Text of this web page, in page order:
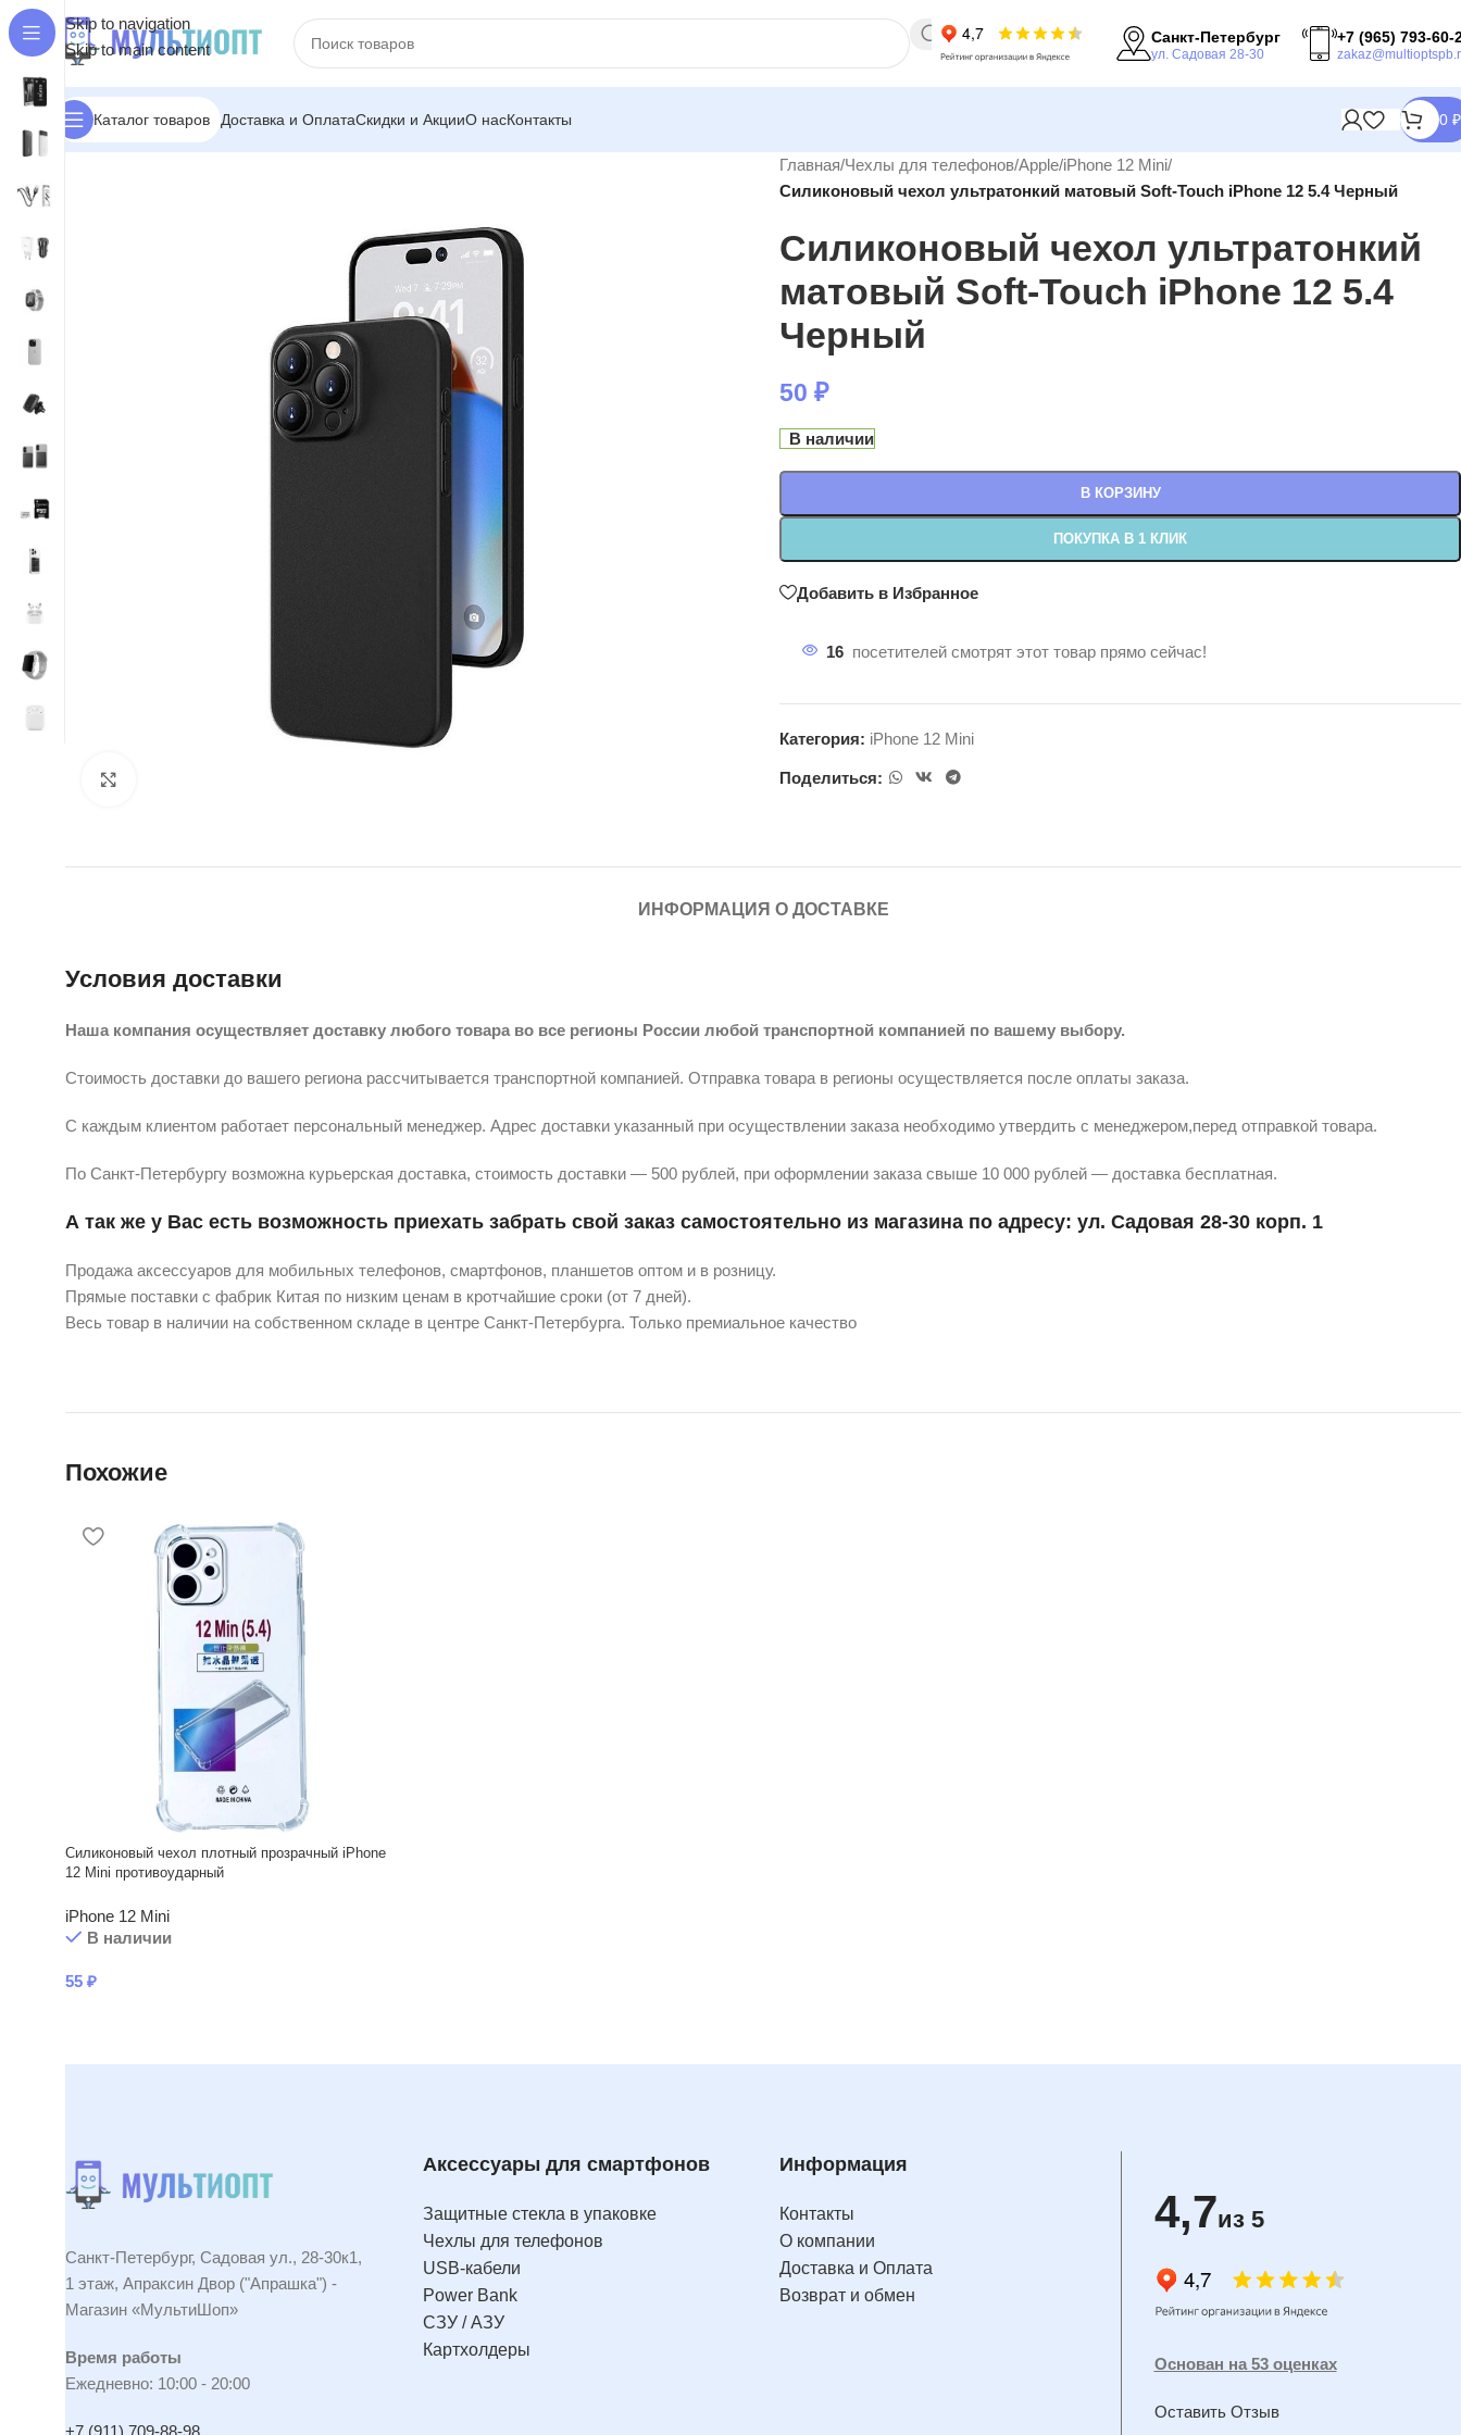
Skip to navigation
Skip to main content
Санкт-Петербург
ул. Садовая 28-30
+7 (965) 793-60-
Каталог товаров Доставка и ОплатаСкидки и АкцииО насКонтакты 0 ₽
Главная/Чехлы для телефонов/Apple/iPhone 12 Mini/
Силиконовый чехол ультратонкий матовый Soft-Touch iPhone 12 5.4 Черный
Силиконовый чехол ультратонкий
матовый Soft-Touch iPhone 12 5.4
Черный
50 ₽
В наличии
В КОРЗИНУ
ПОКУПКА В 1 КЛИК
Добавить в Избранное
16 посетителей смотрят этот товар прямо сейчас!
Категория: iPhone 12 Mini
Поделиться:
ИНФОРМАЦИЯ О ДОСТАВКЕ
Условия доставки
Наша компания осуществляет доставку любого товара во все регионы России любой транспортной компанией по вашему выбору.
Стоимость доставки до вашего региона рассчитывается транспортной компанией. Отправка товара в регионы осуществляется после оплаты заказа.
С каждым клиентом работает персональный менеджер. Адрес доставки указанный при осуществлении заказа необходимо утвердить с менеджером,перед отправкой товара.
По Санкт-Петербургу возможна курьерская доставка, стоимость доставки — 500 рублей, при оформлении заказа свыше 10 000 рублей — доставка бесплатная.
А так же у Вас есть возможность приехать забрать свой заказ самостоятельно из магазина по адресу: ул. Садовая 28-30 корп. 1
Продажа аксессуаров для мобильных телефонов, смартфонов, планшетов оптом и в розницу.
Прямые поставки с фабрик Китая по низким ценам в кротчайшие сроки (от 7 дней).
Весь товар в наличии на собственном складе в центре Санкт-Петербурга. Только премиальное качество
Похожие
Силиконовый чехол плотный прозрачный iPhone
12 Mini противоударный
iPhone 12 Mini
В наличии
55 ₽
Санкт-Петербург, Садовая ул., 28-30к1,
1 этаж, Апраксин Двор ("Апрашка") -
Магазин «МультиШоп»
Время работы
Ежедневно: 10:00 - 20:00
Аксессуары для смартфонов
Защитные стекла в упаковке
Чехлы для телефонов
USB-кабели
Power Bank
СЗУ / АЗУ
Картхолдеры
Информация
Контакты
О компании
Доставка и Оплата
Возврат и обмен
4,7из 5
Основан на 53 оценках
Оставить Отзыв